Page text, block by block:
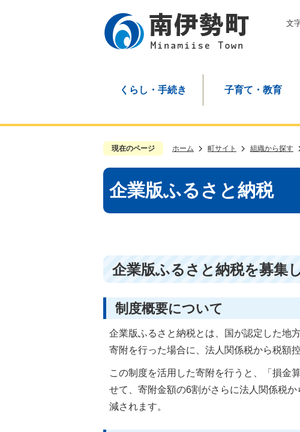
文
くらし・手続き 子育て・教育
現在のページ ホーム 町サイト 組織から探す
企業版ふるさと納税
企業版ふるさと納税を募集
制度概要について
企業版ふるさと納税とは、国が認定した地
寄附を行った場合に、法人関係税から税額
この制度を活用した寄附を行うと、「損金
せて、寄附金額の6割がさらに法人関係税
減されます。